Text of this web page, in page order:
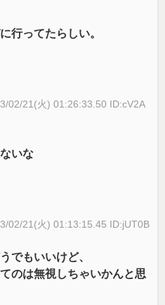
行ってたらしい。
02/21(火) 01:26:33.50 ID:cV2A
いな
02/21(火) 01:13:15.45 ID:jUT0B
でもいいけど、
のは無視しちゃいかんと思